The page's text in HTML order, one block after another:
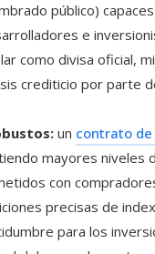
público)
e
como divisa oficial,
crediticio por parte
un contrato
mayores niveles
con
precisas de
para los